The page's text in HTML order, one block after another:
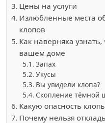
Цены на услуги
Излюбленные места
клопов
Как наверняка узнать,
вашем доме
Запах
Укусы
Вы увидели клопа?
Скопление тёмной
Какую опасность
Почему нельзя